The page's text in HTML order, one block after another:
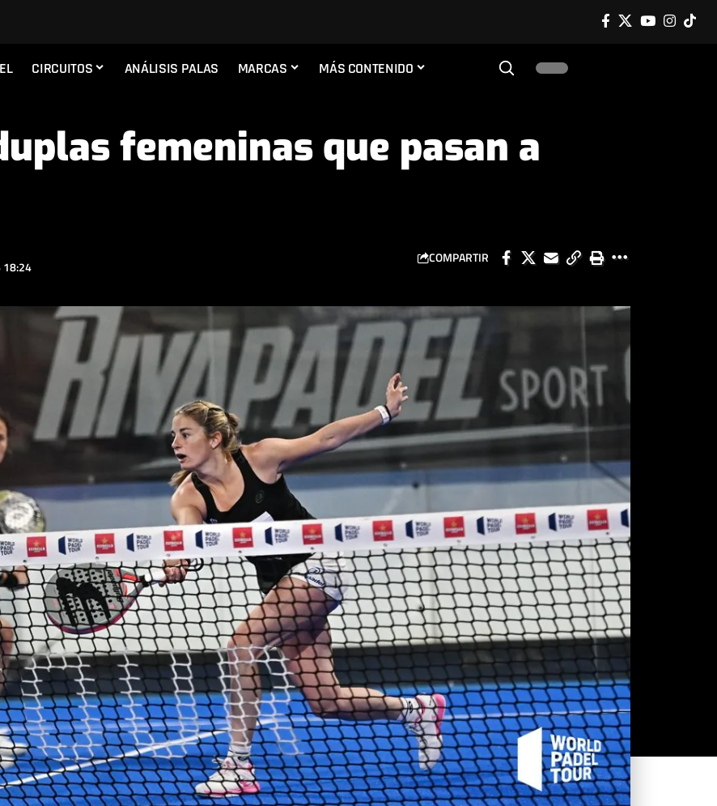
CIRCUITOS ANÁLISIS PALAS MARCAS MÁS CONTENIDO
femeninas que pasan a
18:24
COMPARTIR